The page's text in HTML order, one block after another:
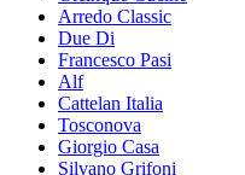
Arredo Classic
Due Di
Francesco Pasi
Alf
Cattelan Italia
Tosconova
Giorgio Casa
Silvano Grifoni